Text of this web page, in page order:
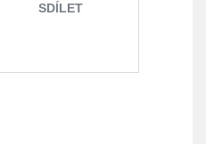
SDÍLET